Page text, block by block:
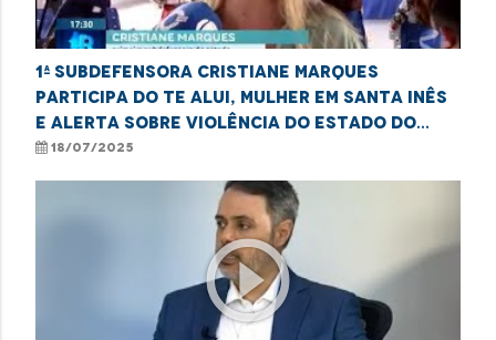
1ª Subdefensora Cristiane Marques
participa do Te Alui, Mulher em Santa Inês
e alerta sobre violência do estado do
Maranhão
18/07/2025
play_circle_outline